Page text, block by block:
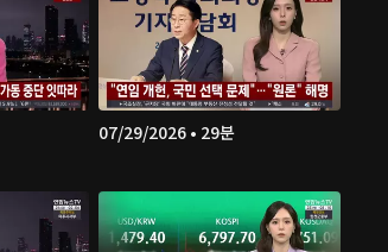
07/29/2026 • 29분